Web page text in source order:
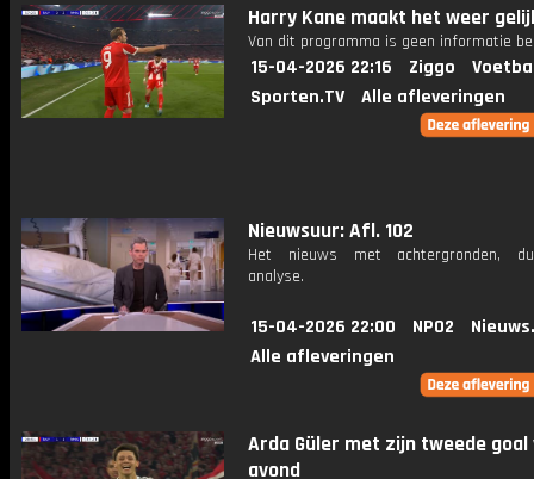
Harry Kane maakt het weer
Van dit programma is geen informatie
15-04-2026 22:16 Ziggo
Sporten.TV
Alle afleveringen
Nieuwsuur: Afl. 102
Het nieuws met achtergronden,
analyse.
15-04-2026 22:00 NPO2
Alle afleveringen
Arda Güler met zijn tweede goal
avond